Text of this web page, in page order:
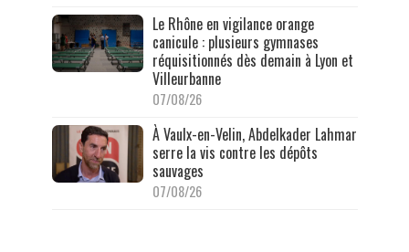
Le Rhône en vigilance orange
canicule : plusieurs gymnases
réquisitionnés dès demain à Lyon et
Villeurbanne
07/08/26
À Vaulx-en-Velin, Abdelkader Lahmar
serre la vis contre les dépôts
sauvages
07/08/26